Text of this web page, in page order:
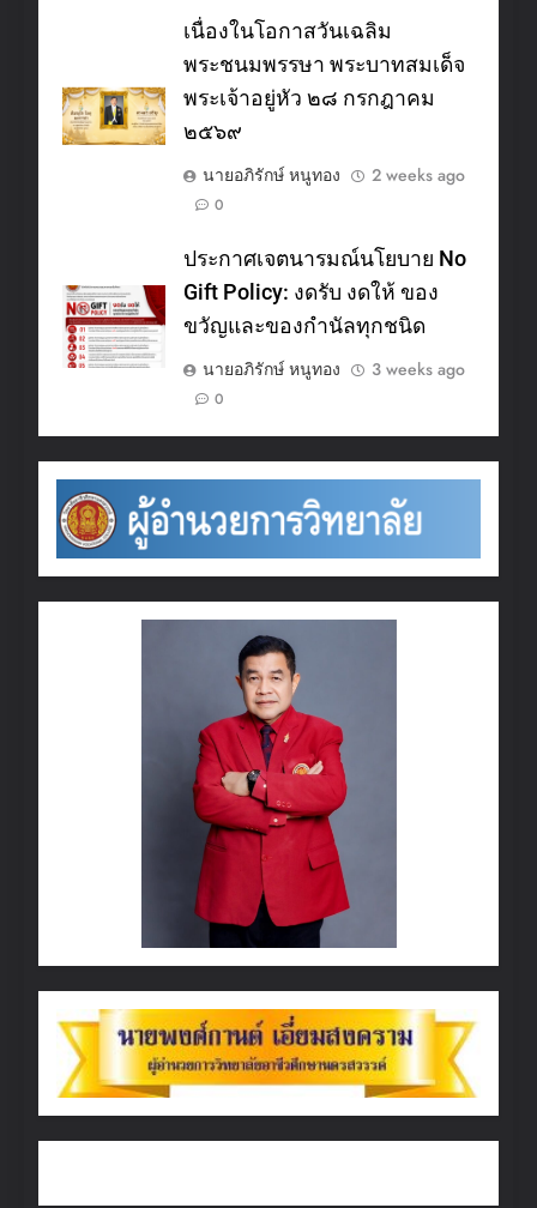
เนื่องในโอกาสวันเฉลิม
พระชนมพรรษา พระบาทสมเด็จ
พระเจ้าอยู่หัว ๒๘ กรกฎาคม
๒๕๖๙
นายอภิรักษ์ หนูทอง
2 weeks ago
0
ประกาศเจตนารมณ์นโยบาย No
Gift Policy: งดรับ งดให้ ของ
ขวัญและของกำนัลทุกชนิด
นายอภิรักษ์ หนูทอง
3 weeks ago
0